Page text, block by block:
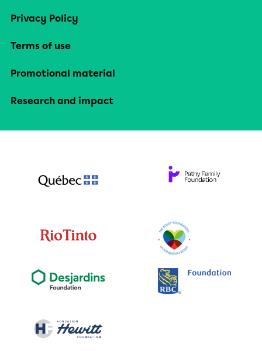
Privacy Policy
Terms of use
Promotional material
Research and impact